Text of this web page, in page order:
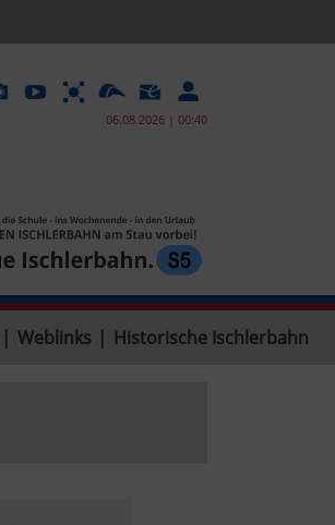
06.08.2026 | 00:40
Weblinks Historische Ischlerbahn